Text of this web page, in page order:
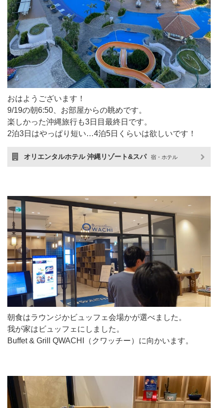
おはようございます！
9/19の朝6:50、お部屋からの眺めです。
楽しかった沖縄旅行も3日目最終日です。
2泊3日はやっぱり短い…4泊5日くらいは欲しいです！
オリエンタルホテル 沖縄リゾート&スパ 宿・ホテル
朝食はラウンジかビュッフェ会場かが選べました。
我が家はビュッフェにしました。
Buffet & Grill QWACHI（クワッチー）に向かいます。